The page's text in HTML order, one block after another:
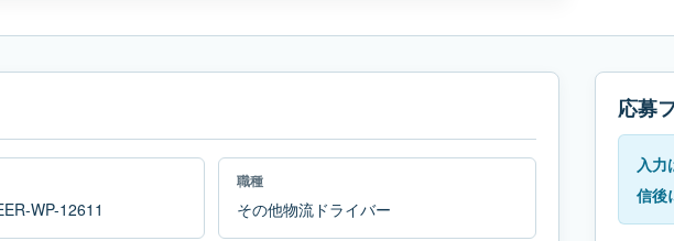
WP-12611
職種
その他物流ドライバー
応募
入力
信後